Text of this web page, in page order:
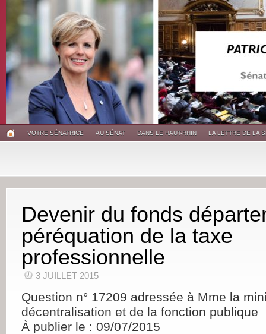
VOTRE SÉNATRICE AU SÉNAT DANS LE HAUT-RHIN LA LETTRE DE LA
Devenir du fonds
péréquation de la taxe
professionnelle
3 JUILLET 2015
Question n° 17209 adressée à Mme la
décentralisation et de la fonction publique
À publier le : 09/07/2015